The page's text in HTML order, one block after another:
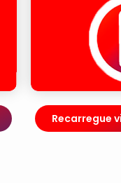
Recarregue